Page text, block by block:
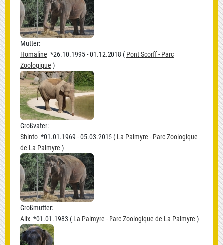
Mutter:
Homaline *26.10.1995 - 01.12.2018 ( Pont Scorff - Parc
Zoologique )
Großvater:
Shinto *01.01.1969 - 05.03.2015 ( La Palmyre - Parc Zoologique
de La Palmyre )
Großmutter:
Alix *01.01.1983 ( La Palmyre - Parc Zoologique de La Palmyre )